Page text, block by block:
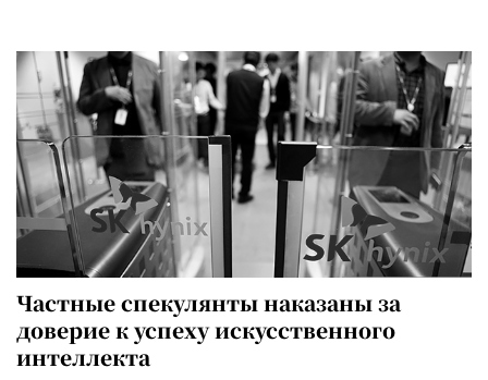
Частные спекулянты наказаны за
доверие к успеху искусственного
интеллекта